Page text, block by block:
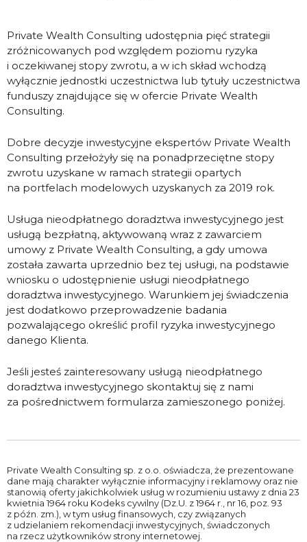
Private Wealth Consulting udostępnia pięć strategii
zróżnicowanych pod względem poziomu ryzyka
i oczekiwanej stopy zwrotu, a w ich skład wchodzą
wyłącznie jednostki uczestnictwa lub tytuły uczestnictwa
funduszy znajdujące się w ofercie Private Wealth
Consulting.
Dobre decyzje inwestycyjne ekspertów Private Wealth
Consulting przełożyły się na ponadprzeciętne stopy
zwrotu uzyskane w ramach strategii opartych
na portfelach modelowych uzyskanych za 2019 rok.
Usługa nieodpłatnego doradztwa inwestycyjnego jest
usługą bezpłatną, aktywowaną wraz z zawarciem
umowy z Private Wealth Consulting, a gdy umowa
została zawarta uprzednio bez tej usługi, na podstawie
wniosku o udostępnienie usługi nieodpłatnego
doradztwa inwestycyjnego. Warunkiem jej świadczenia
jest dodatkowo przeprowadzenie badania
pozwalającego określić profil ryzyka inwestycyjnego
danego Klienta.
Jeśli jesteś zainteresowany usługą nieodpłatnego
doradztwa inwestycyjnego skontaktuj się z nami
za pośrednictwem formularza zamieszonego poniżej.
Private Wealth Consulting sp. z o.o. oświadcza, że prezentowane
dane mają charakter wyłącznie informacyjny i reklamowy oraz nie
stanowią oferty jakichkolwiek usług w rozumieniu ustawy z dnia 23
kwietnia 1964 roku Kodeks cywilny (Dz.U. z 1964 r., nr 16, poz. 93
z późn. zm.), w tym usług finansowych, czy związanych
z udzielaniem rekomendacji inwestycyjnych, świadczonych
na rzecz użytkowników strony internetowej.